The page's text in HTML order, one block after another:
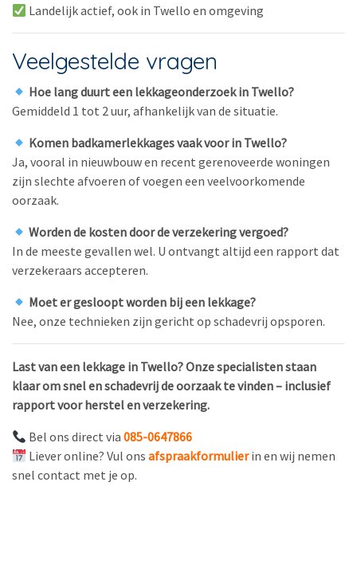
Landelijk actief, ook in Twello en omgeving
Veelgestelde vragen
Hoe lang duurt een lekkageonderzoek in Twello?
Gemiddeld 1 tot 2 uur, afhankelijk van de situatie.
Komen badkamerlekkages vaak voor in Twello?
Ja, vooral in nieuwbouw en recent gerenoveerde woningen
zijn slechte afvoeren of voegen een veelvoorkomende
oorzaak.
Worden de kosten door de verzekering vergoed?
In de meeste gevallen wel. U ontvangt altijd een rapport dat
verzekeraars accepteren.
Moet er gesloopt worden bij een lekkage?
Nee, onze technieken zijn gericht op schadevrij opsporen.
Last van een lekkage in Twello? Onze specialisten staan
klaar om snel en schadevrij de oorzaak te vinden – inclusief
rapport voor herstel en verzekering.
Bel ons direct via085-0647866
Liever online? Vul onsafspraakformulierin en wij nemen
snel contact met je op.